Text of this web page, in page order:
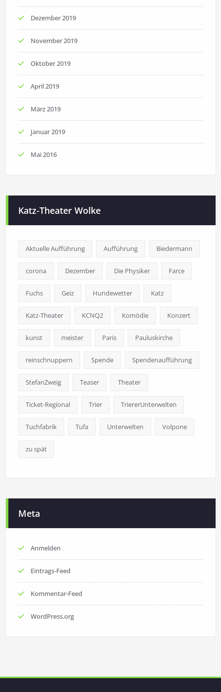
Dezember 2019
November 2019
Oktober 2019
April 2019
März 2019
Januar 2019
Mai 2016
Katz-Theater Wolke
Aktuelle Aufführung Aufführung Biedermann
corona Dezember Die Physiker Farce
Fuchs Geiz Hundewetter Katz
Katz-Theater KCNQ2 Komödie Konzert
kunst meister Paris Pauluskirche
reinschnuppern Spende Spendenaufführung
StefanZweig Teaser Theater
Ticket-Regional Trier TriererUnterwelten
Tuchfabrik Tufa Unterwelten Volpone
zu spät
Meta
Anmelden
Eintrags-Feed
Kommentar-Feed
WordPress.org